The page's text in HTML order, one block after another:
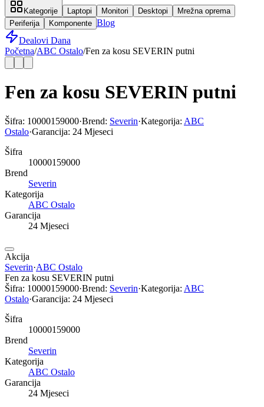
Kategorije Laptopi Monitori Desktopi
Mrežna oprema
Periferija
Komponente Blog
Dealovi Dana
Početna/ABC Ostalo/Fen za kosu SEVERIN putni
Fen za kosu SEVERIN putni
Šifra: 10000159000·Brend: Severin·Kategorija: ABC
Ostalo·Garancija: 24 Mjeseci
Šifra
10000159000
Brend
Severin
Kategorija
ABC Ostalo
Garancija
24 Mjeseci
Akcija
Severin·ABC Ostalo
Fen za kosu SEVERIN putni
Šifra: 10000159000·Brend: Severin·Kategorija: ABC
Ostalo·Garancija: 24 Mjeseci
Šifra
10000159000
Brend
Severin
Kategorija
ABC Ostalo
Garancija
24 Mjeseci